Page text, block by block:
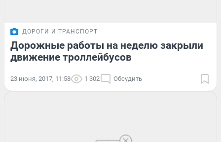
ДОРОГИ И ТРАНСПОРТ
Дорожные работы на неделю закрыли
движение троллейбусов
23 июня, 2017, 11:58 1 302 Обсудить